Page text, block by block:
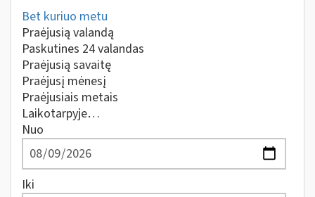
Bet kuriuo metu
Praėjusią valandą
Paskutines 24 valandas
Praėjusią savaitę
Praėjusį mėnesį
Praėjusiais metais
Laikotarpyje…
Nuo
Iki